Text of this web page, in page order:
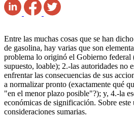
Entre las muchas cosas que se han
de gasolina, hay varias que son
problema lo originó el Gobierno federal
supuesto, loable); 2.-las autoridades no
enfrentar las consecuencias de sus
a normalizar pronto (exactamente qué
"en el menor plazo posible"?); y, 4.-la
económicas de significación. Sobre
consideraciones sumarias.